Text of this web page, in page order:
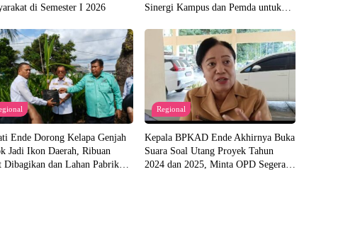
di Semester I 2026
Sinergi Kampus dan Pemda untuk
Ende Dorong Kelapa Genjah
Jadi Ikon Daerah, Ribuan
Dibagikan dan Lahan Pabrik
Regional
Kepala BPKAD Ende Akhirnya Buka
Suara Soal Utang Proyek Tahun
2024 dan 2025, Minta OPD Segera